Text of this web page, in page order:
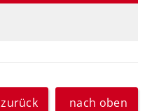
zurück nach oben